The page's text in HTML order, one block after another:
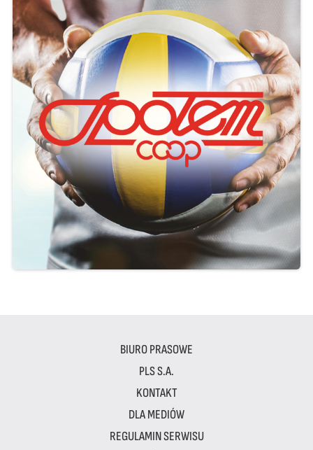
BIURO PRASOWE
PLS S.A.
KONTAKT
DLA MEDIÓW
REGULAMIN SERWISU